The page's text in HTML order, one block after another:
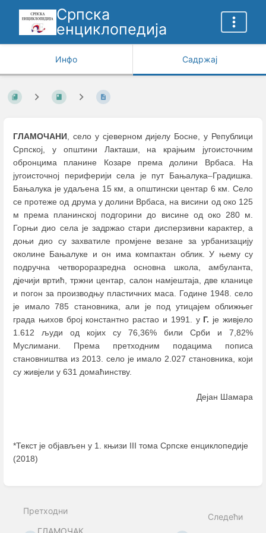
Српска
енциклопедија
Инфо Садржај
ГЛАМОЧАНИ, село у сјеверном дијелу Босне, у Републици
Српској, у општини Лакташи, на крајњим југоисточним
обронцима планине Козаре према долини Врбаса. На
југоисточној периферији села је пут Бањалука–Градишка.
Бањалука је удаљена 15 км, а општински центар 6 км. Село
се протеже од друма у долини Врбаса, на висини од око 125
м према планинској подгорини до висине од око 280 м.
Горњи дио села је задржао стари дисперзивни карактер, а
доњи дио су захватиле промјене везане за урбанизацију
околине Бањалуке и он има компактан облик. У њему су
подручна четвороразредна основна школа, амбуланта,
дјечији вртић, тржни центар, салон намјештаја, две кланице
и погон за производњу пластичних маса. Године 1948. село
је имало 785 становника, али је под утицајем оближњег
града њихов број константно растао и 1991. у Г. је живјело
1.612 људи од којих су 76,36% били Срби и 7,82%
Муслимани. Према претходним подацима пописа
становништва из 2013. село је имало 2.027 становника, који
су живјели у 631 домаћинству.
Дејан Шамара
*Текст је објављен у 1. књизи III тома Српске енциклопедије
(2018)
mode
Претходни
Следећи